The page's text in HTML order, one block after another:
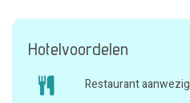
Hotelvoordelen
Restaurant aanwezig